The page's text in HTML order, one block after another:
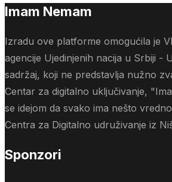
Imam Nemam
Izradu ove platforme omogućila je
agencije Ujedinjenih nacija u Srbiji -
sadržaj, koji ne predstavlja nužno
Centar za digitalno uključivanje,
se idejom da svako ima nešto
Centra za Digitalno udruživanje iz
Sponzori